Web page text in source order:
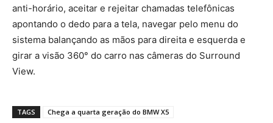
anti-horário, aceitar e rejeitar chamadas telefônicas
apontando o dedo para a tela, navegar pelo menu do
sistema balançando as mãos para direita e esquerda e
girar a visão 360° do carro nas câmeras do Surround
View.
TAGS Chega a quarta geração do BMW X5